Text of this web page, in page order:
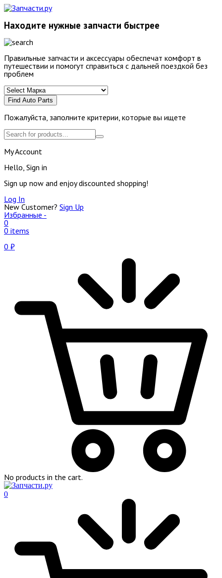
Находите нужные запчасти быстрее
Правильные запчасти и аксессуары обеспечат комфорт в
путешествии и помогут справиться с дальней поездкой без
проблем
Find Auto Parts
Пожалуйста, заполните критерии, которые вы ищете
My Account
Hello, Sign in
Sign up now and enjoy discounted shopping!
Log In
New Customer? Sign Up
Избранные -
0
0 items
0 ₽
No products in the cart.
0